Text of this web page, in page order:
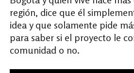
región, dice que él
idea y que solamente pide
para saber si el proyecto le
comunidad o no.